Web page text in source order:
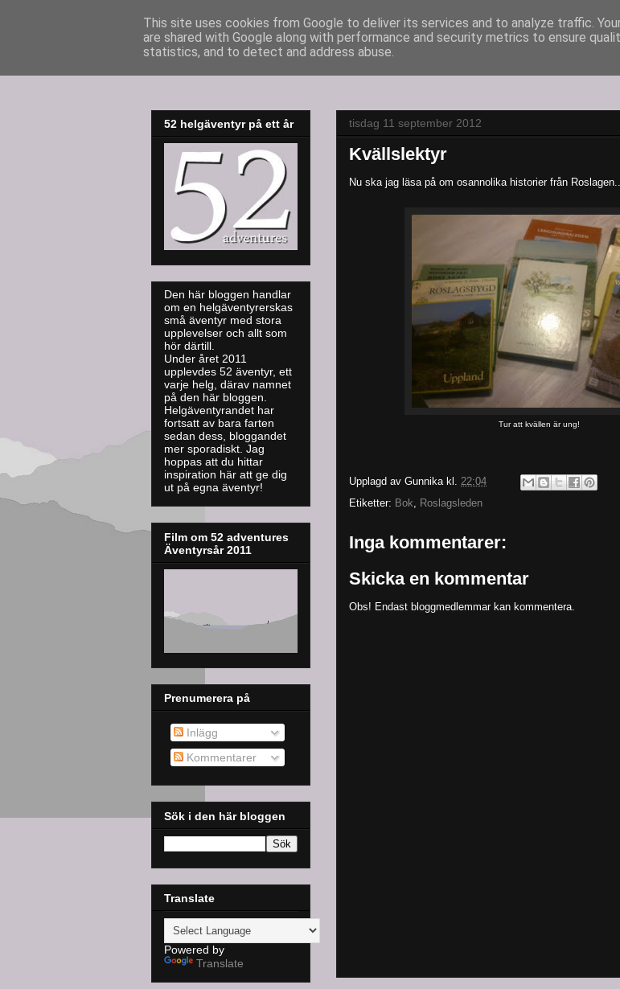
52adventures
tisdag 11 september 2012
Kvällslektyr
Nu ska jag läsa på om osannolika historier från
Tur att kvällen är ung!
Upplagd av Gunnika kl. 22:04
Etiketter: Bok Roslagsleden
Inga kommentarer:
Skicka en kommentar
Obs! Endast bloggmedlemmar kan kommentera.
52 helgäventyr på ett år
Den här bloggen handlar
om en helgäventyrerskas
små äventyr med stora
upplevelser och allt som
hör därtill.
Under året 2011
upplevdes 52 äventyr, ett
varje helg, därav namnet
på den här bloggen.
Helgäventyrandet har
fortsatt av bara farten
sedan dess, bloggandet
mer sporadiskt. Jag
hoppas att du hittar
inspiration här att ge dig
ut på egna äventyr!
Film om 52 adventures
Äventyrsår 2011
Prenumerera på
Inlägg
Kommentarer
Sök i den här bloggen
Translate
Powered by
Translate
This site uses cookies from Google to deliver its services and to analyze traffic.
are shared with Google along with performance and security metrics to ensure
statistics, and to detect and address abuse.